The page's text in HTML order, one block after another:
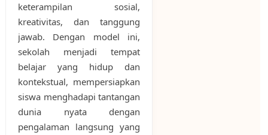
keterampilan sosial,
kreativitas, dan tanggung
jawab. Dengan model ini,
sekolah menjadi tempat
belajar yang hidup dan
kontekstual, mempersiapkan
siswa menghadapi tantangan
dunia nyata dengan
pengalaman langsung yang